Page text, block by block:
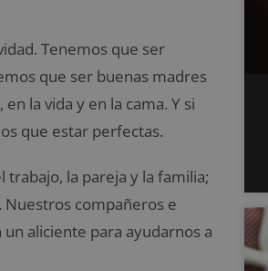
Tenemos que ser
que ser buenas madres
la vida y en la cama. Y si
que estar perfectas.
trabajo, la pareja y la familia;
Nuestros compañeros e
aliciente para ayudarnos a